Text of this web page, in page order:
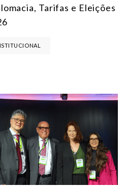
Tarifas e Eleições